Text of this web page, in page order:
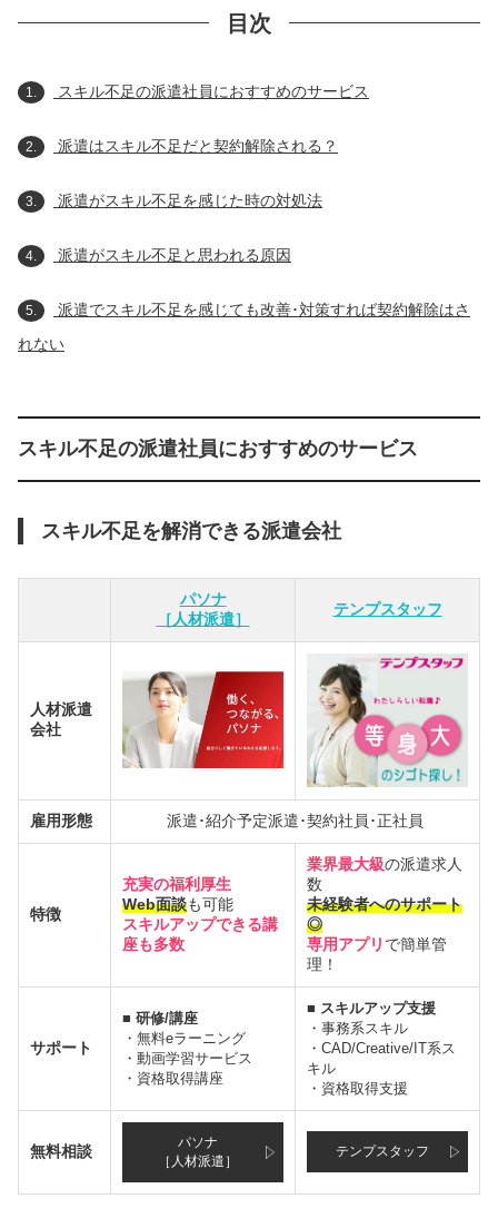
目次
1. スキル不足の派遣社員におすすめのサービス
2. 派遣はスキル不足だと契約解除される？
3. 派遣がスキル不足を感じた時の対処法
4. 派遣がスキル不足と思われる原因
5.
派遣でスキル不足を感じても改善･対策すれば契約解除はさ
れない
スキル不足の派遣社員におすすめのサービス
スキル不足を解消できる派遣会社
パソナ
［人材派遣］
テンプスタッフ
人材派遣
会社
雇用形態 派遣･紹介予定派遣･契約社員･正社員
特徴
充実の福利厚生
Web面談も可能
スキルアップできる講
座も多数
業界最大級の派遣求人
数
未経験者へのサポート
◎
専用アプリ で簡単管
理！
サポート
■ 研修/講座
・無料eラーニング
・動画学習サービス
・資格取得講座
■ スキルアップ支援
・事務系スキル
・CAD/Creative/IT系ス
キル
・資格取得支援
無料相談
パソナ
［人材派遣］
テンプスタッフ